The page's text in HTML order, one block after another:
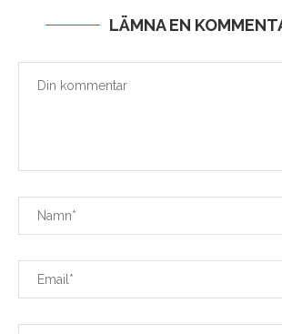
LÄMNA EN